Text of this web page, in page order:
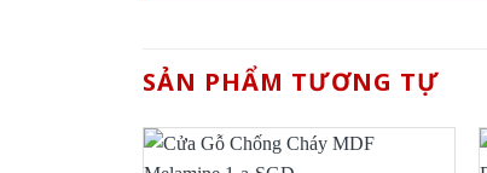
SẢN PHẨM TƯƠNG TỰ